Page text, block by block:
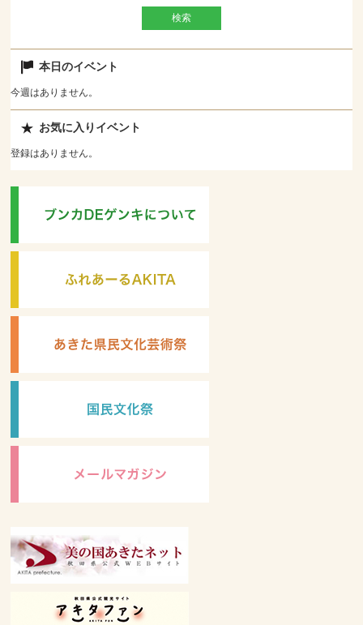
本日のイベント
今週はありません。
お気に入りイベント
登録はありません。